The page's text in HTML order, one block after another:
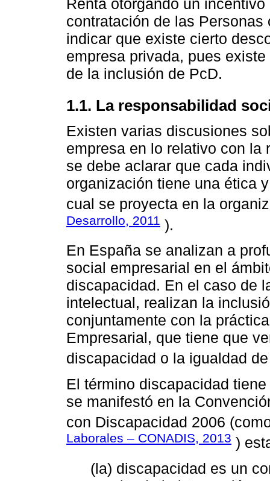
Renta otorgando un
contratación de las
indicar que existe cierto
empresa privada, pues
de la inclusión de PcD.
1.1. La responsabilidad
Existen varias discusiones
empresa en lo relativo con la
se debe aclarar que cada
organización tiene una ética
cual se proyecta en la
Desarrollo, 2011 ).
En España se analizan a
social empresarial en el
discapacidad. En el caso de
intelectual, realizan la
conjuntamente con la
Empresarial, que tiene que
discapacidad o la igualdad
El término discapacidad
se manifestó en la
con Discapacidad 2006
Laborales – CONADIS, 2013 )
(la) discapacidad es un